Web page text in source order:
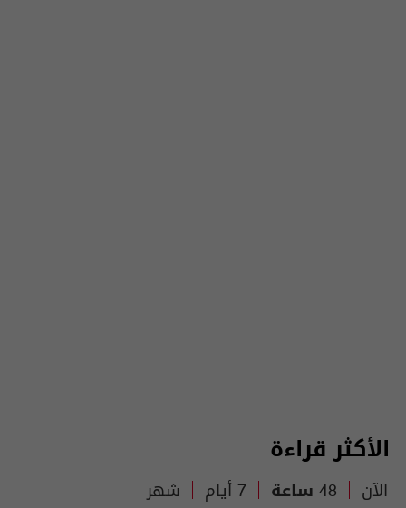
الأكثر قراءة
الآن 48 ساعة 7 أيام شهر